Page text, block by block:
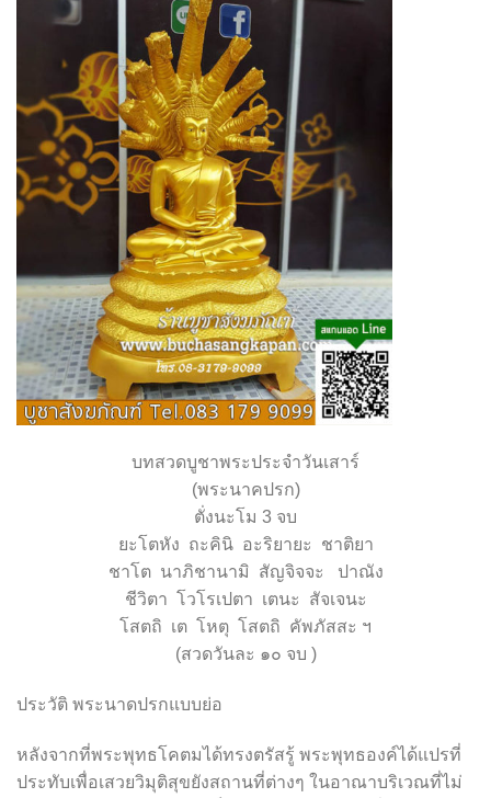
บทสวดบูชาพระประจำวันเสาร์
(พระนาคปรก)
ตั่งนะโม 3 จบ
ยะโตหัง ถะคินิ อะริยายะ ชาติยา
ชาโต นาภิชานามิ สัญจิจจะ ปาณัง
ชีวิตา โวโรเปตา เตนะ สัจเจนะ
โสตถิ เต โหตุ โสตถิ คัพภัสสะ ฯ
(สวดวันละ ๑๐ จบ )
ประวัติ พระนาดปรกแบบย่อ
หลังจากที่พระพุทธโคตมได้ทรงตรัสรู้ พระพุทธองค์ได้แปรที่
ประทับเพื่อเสวยวิมุติสุขยังสถานที่ต่างๆ ในอาณาบริเวณที่ไม่